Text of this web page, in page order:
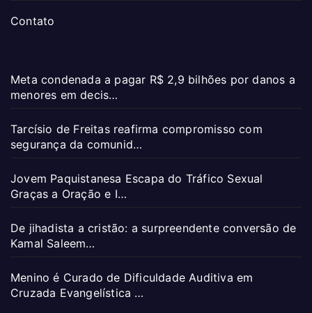
Contato
Meta condenada a pagar R$ 2,9 bilhões por danos a
menores em decis…
Tarcísio de Freitas reafirma compromisso com
segurança da comunid…
Jovem Paquistanesa Escapa do Tráfico Sexual
Graças a Oração e I…
De jihadista a cristão: a surpreendente conversão de
Kamal Saleem…
Menino é Curado de Dificuldade Auditiva em
Cruzada Evangelística …